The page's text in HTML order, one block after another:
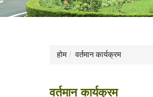
होम वर्तमान कार्यक्रम
वर्तमान कार्यक्रम